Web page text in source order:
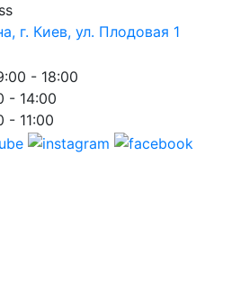
г. Киев, ул. Плодовая 1
- 18:00
- 14:00
- 11:00